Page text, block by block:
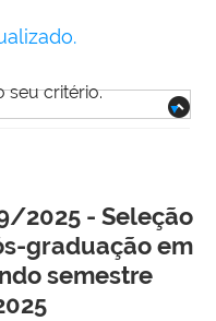
seu critério.
2025 - Seleção
graduação em
semestre